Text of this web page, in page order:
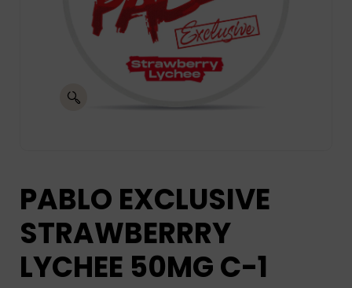
PABLO EXCLUSIVE
STRAWBERRRY
LYCHEE 50MG C-1